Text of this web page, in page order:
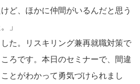
ど、ほかに仲間がいるんだと思う
」
した。リスキリング兼再就職対策で
ろです。本日のセミナーで、間違
とがわかって勇気づけられまし